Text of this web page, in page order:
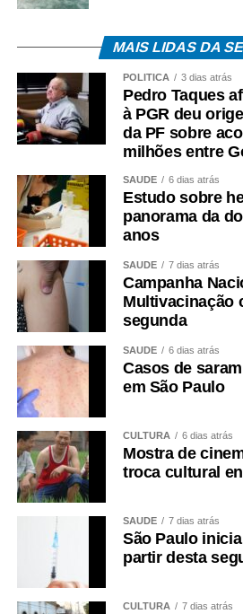
MAIS LIDAS DA
POLÍTICA 3 dias atrás
Pedro Taques
à PGR deu
da PF sobre
milhões entre
SAÚDE 6 dias atrás
Estudo sobre
panorama da
anos
SAÚDE 7 dias atrás
Campanha
Multivacinação
segunda
SAÚDE 6 dias atrás
Casos de
em São Paulo
CULTURA 6 dias atrás
Mostra de
troca cultural
SAÚDE 7 dias atrás
São Paulo
partir desta
CULTURA 7 dias atrás